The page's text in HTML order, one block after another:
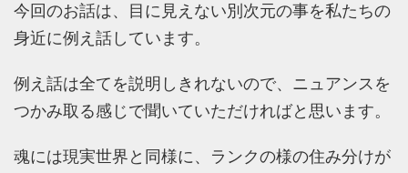
今回のお話は、目に見えない別次元の事を私たちの
身近に例え話しています。
例え話は全てを説明しきれないので、ニュアンスを
つかみ取る感じで聞いていただければと思います。
魂には現実世界と同様に、ランクの様の住み分けが